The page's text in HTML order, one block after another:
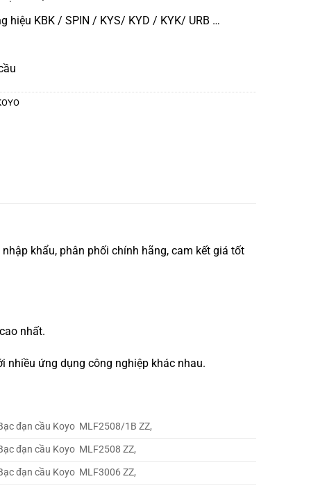
hiệu KBK / SPIN / KYS/ KYD / KYK/ URB …
khẩu, phân phối chính hãng, cam kết giá tốt
nhất.
ứng dụng công nghiệp khác nhau.
đạn cầu Koyo MLF2508/1B ZZ,
đạn cầu Koyo MLF2508 ZZ,
đạn cầu Koyo MLF3006 ZZ,